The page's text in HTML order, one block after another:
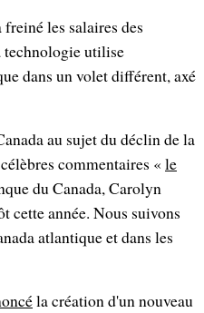
les salaires des
technologie utilise
dans un volet différent, axé
au sujet du déclin de la
commentaires « le
du Canada, Carolyn
cette année. Nous suivons
atlantique et dans les
la création d'un nouveau